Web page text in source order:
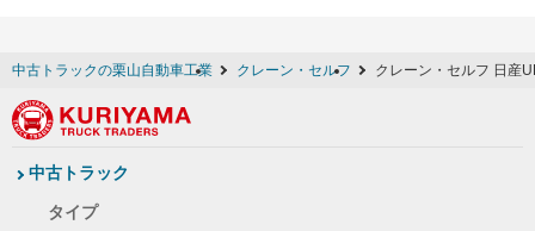
中古トラックの栗山自動車工業 クレーン・セルフ クレーン・セルフ 日産
中古トラック
タイプ